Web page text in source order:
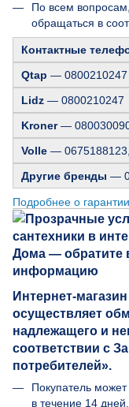
По всем
обращаться в
Контактные
Qtap — 0800210247
Lidz — 0800210247
Kroner—
Volle —
Другие бренды —
Подробнее о гарантии
Интернет-магазин
осуществляет
надлежащего и
соответствии с
потребителей».
Покупатель
в течение 14